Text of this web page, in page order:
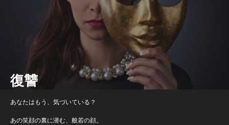
復讐
あなたはもう、気づいている？
あの笑顔の裏に潜む、般若の顔。